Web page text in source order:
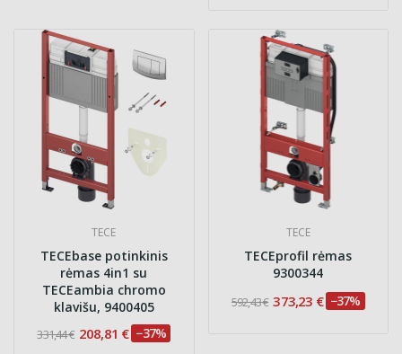
TECE
TECEbase potinkinis
rėmas 4in1 su
TECEambia chromo
klavišu, 9400405
331,44 € 208,81 € −37%
TECE
TECEprofil rėmas
9300344
592,43 € 373,23 € −37%